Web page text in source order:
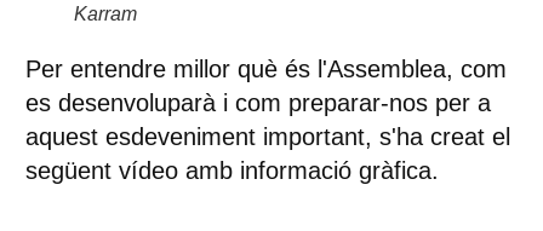
Karram
Per entendre millor què és l'Assemblea, com
es desenvoluparà i com preparar-nos per a
aquest esdeveniment important, s'ha creat el
següent vídeo amb informació gràfica.